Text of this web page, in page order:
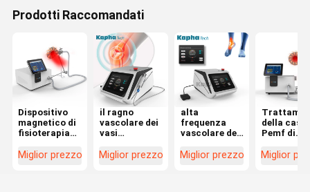
Prodotti Raccomandati
Dispositivo
magnetico di
fisioterapia
magnete
Miglior prezzo
il ragno
vascolare dei
vasi
della
Miglior prezzo
alta
frequenza
vascolare del
rimozione
Miglior prezzo
della casa
Pemf di
dolore del
Miglior